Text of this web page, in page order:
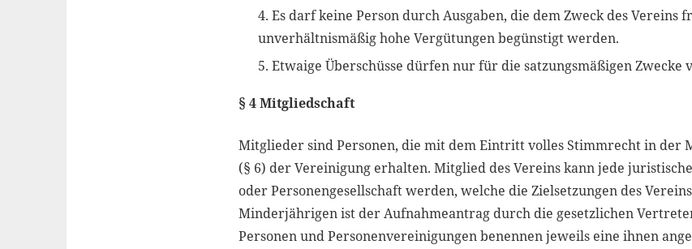
Es darf keine Person durch Ausgaben, die dem Zweck des Vereins
unverhältnismäßig hohe Vergütungen begünstigt werden.
Etwaige Überschüsse dürfen nur für die satzungsmäßigen Zwecke
§ 4 Mitgliedschaft
Mitglieder sind Personen, die mit dem Eintritt volles Stimmrecht in der
(§ 6) der Vereinigung erhalten. Mitglied des Vereins kann jede
oder Personengesellschaft werden, welche die Zielsetzungen des
Minderjährigen ist der Aufnahmeantrag durch die gesetzlichen
Personen und Personenvereinigungen benennen jeweils eine ihnen